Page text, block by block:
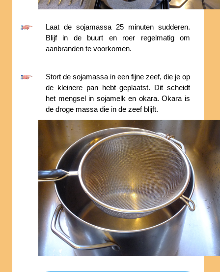
Laat de sojamassa 25 minuten sudderen.
Blijf in de buurt en roer regelmatig om
aanbranden te voorkomen.
Stort de sojamassa in een fijne zeef, die je op
de kleinere pan hebt geplaatst. Dit scheidt
het mengsel in sojamelk en okara. Okara is
de droge massa die in de zeef blijft.